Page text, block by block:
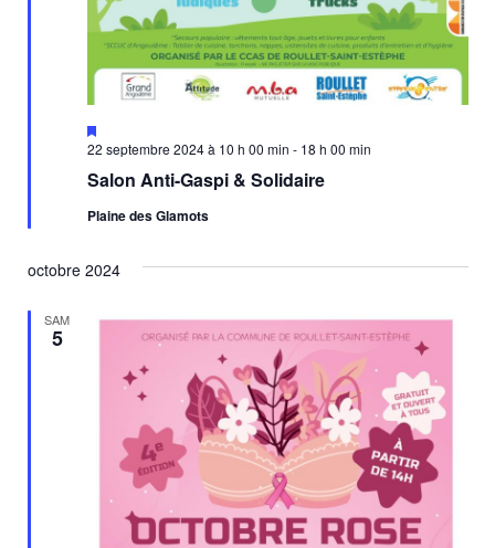
Salon Anti-Gaspi & Solidaire
en
22 septembre 2024 à 10 h 00 min - 18 h 00 min
Plaine des Glamots
octobre 2024
SAM
5